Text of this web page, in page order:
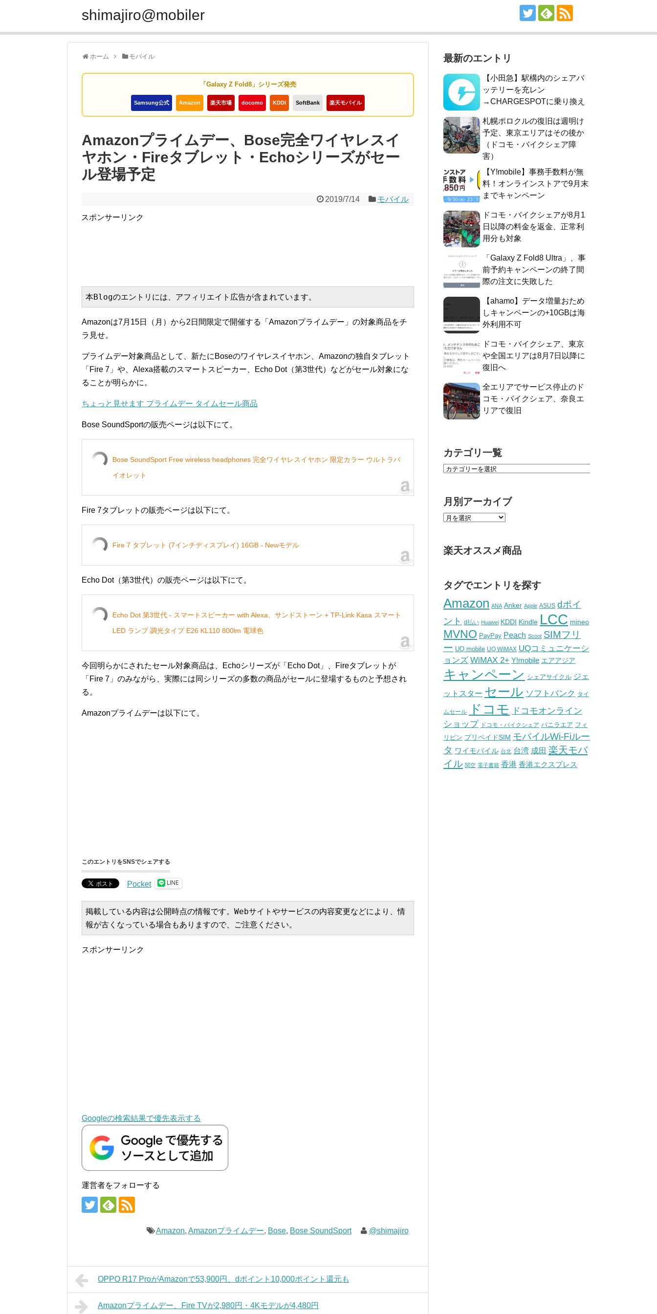
shimajiro@mobiler
ホーム モバイル
「Galaxy Z Fold8」シリーズ発売
Samsung公式 Amazon 楽天市場 docomo KDDI SoftBank 楽天モバイル
Amazonプライムデー、Bose完全ワイヤレスイ
ヤホン・Fireタブレット・Echoシリーズがセー
ル登場予定
2019/7/14 モバイル
スポンサーリンク
本Blogのエントリには、アフィリエイト広告が含まれています。
Amazonは7月15日（月）から2日間限定で開催する「Amazonプライムデー」の対象商品をチ
ラ見せ。
プライムデー対象商品として、新たにBoseのワイヤレスイヤホン、Amazonの独自タブレット
「Fire 7」や、Alexa搭載のスマートスピーカー、Echo Dot（第3世代）などがセール対象にな
ることが明らかに。
ちょっと見せます プライムデー タイムセール商品
Bose SoundSportの販売ページは以下にて。
Bose SoundSport Free wireless headphones 完全ワイヤレスイヤホン 限定カラー ウルトラバ
イオレット
Fire 7タブレットの販売ページは以下にて。
Fire 7 タブレット (7インチディスプレイ) 16GB - Newモデル
Echo Dot（第3世代）の販売ページは以下にて。
Echo Dot 第3世代 - スマートスピーカー with Alexa、サンドストーン + TP-Link Kasa スマート
LED ランプ 調光タイプ E26 KL110 800lm 電球色
今回明らかにされたセール対象商品は、Echoシリーズが「Echo Dot」、Fireタブレットが
「Fire 7」のみながら、実際には同シリーズの多数の商品がセールに登場するものと予想され
る。
Amazonプライムデーは以下にて。
このエントリをSNSでシェアする
Pocket LINE
掲載している内容は公開時点の情報です。Webサイトやサービスの内容変更などにより、情
報が古くなっている場合もありますので、ご注意ください。
スポンサーリンク
Googleの検索結果で優先表示する
運営者をフォローする
Amazon,Amazonプライムデー, Bose, Bose SoundSport @shimajiro
OPPO R17 ProがAmazonで53,900円、dポイント10,000ポイント還元も
Amazonプライムデー、Fire TVが2,980円・4Kモデルが4,480円
最新のエントリ
【小田急】駅構内のシェアバ
ッテリーを充レン
→CHARGESPOTに乗り換え
札幌ポロクルの復旧は週明け
予定、東京エリアはその後か
（ドコモ・バイクシェア障
害）
【Y!mobile】事務手数料が無
料！オンラインストアで9月末
までキャンペーン
ドコモ・バイクシェアが8月1
日以降の料金を返金、正常利
用分も対象
「Galaxy Z Fold8 Ultra」、事
前予約キャンペーンの終了間
際の注文に失敗した
【ahamo】データ増量おため
しキャンペーンの+10GBは海
外利用不可
ドコモ・バイクシェア、東京
や全国エリアは8月7日以降に
復旧へ
全エリアでサービス停止のド
コモ・バイクシェア、奈良エ
リアで復旧
カテゴリ一覧
月別アーカイブ
楽天オススメ商品
タグでエントリを探す
Amazon ANA Anker Apple ASUS dポイ
ント
d払い Huawei KDDI Kindle LCC mineo
MVNO PayPay Peach Scoot SIMフリ
ー UQ mobile UQ WiMAX UQコミュニケーシ
ョンズ WiMAX 2+ Y!mobile エアアジア
キャンペーン シェアサイクル ジェ
ットスター セール ソフトバンク タイ
ムセール ドコモ
ドコモオンライン
ショップ ドコモ・バイクシェア バニラエア フィ
リピン プリペイドSIM モバイルWi-Fiルー
タ ワイモバイル 台北 台湾 成田 楽天モバ
イル 関空 電子書籍 香港 香港エクスプレス